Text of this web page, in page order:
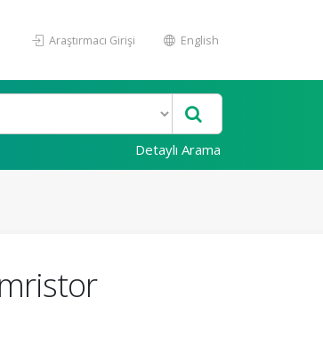
Araştırmacı Girişi English
Detaylı Arama